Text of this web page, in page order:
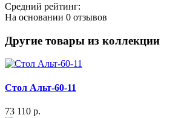
Средний рейтинг:
На основании 0 отзывов
Другие товары из коллекции
Стол Альт-60-11
73 110 р.